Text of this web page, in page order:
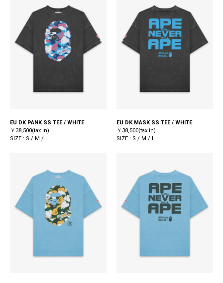
EU DK PANK SS TEE / WHITE
￥38,500(tax in)
SIZE : S / M / L
EU DK MASK SS TEE / WHITE
￥38,500(tax in)
SIZE : S / M / L